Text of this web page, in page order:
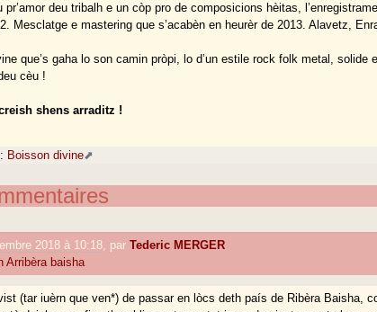
pr’amor deu tribalh e un còp pro de composicions hèitas,
Mesclatge e mastering que s’acabèn en heurèr de 2013. Alavetz,
que’s gaha lo son camin pròpi, lo d’un estile rock folk metal, solide
cèu !
shens arraditz !
Boisson divine
2018 à 10:18 parTederic MERGER
Arribèra baisha
(tar iuèrn que ven*) de passar en lòcs deth país de Ribèra Baisha,